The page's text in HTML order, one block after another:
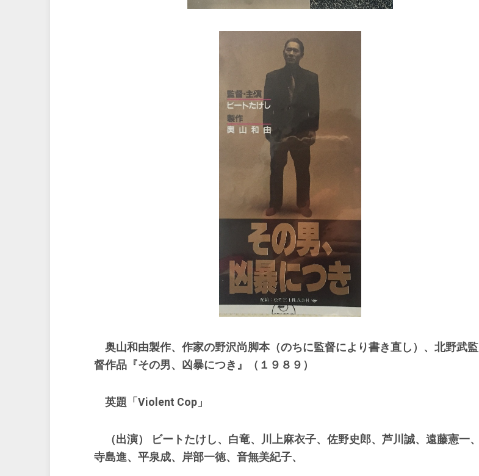
奥山和由製作、作家の野沢尚脚本（のちに監督により書き直し）、北野武監
督作品『その男、凶暴につき』（１９８９）
英題「Violent Cop」
（出演） ビートたけし、白竜、川上麻衣子、佐野史郎、芦川誠、遠藤憲一、
寺島進、平泉成、岸部一徳、音無美紀子、